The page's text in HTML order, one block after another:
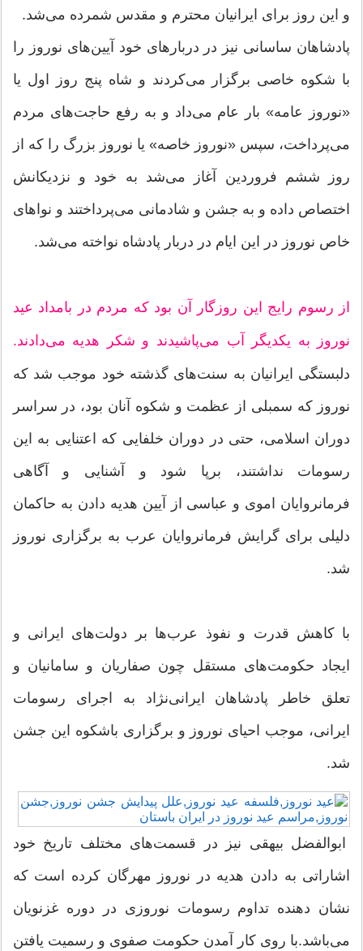
و این روز برای ایرانیان محترم و مقدس شمرده می‌شد.
پادشاهان ساسانی نیز در دربارهای خود آیین‌های نوروز را
با شکوه‌ خاصی برگزار می‌کردند و شاه پنج روز اول یا
«نوروز عامه» بار عام می‌داد و به رفع حاجت‌های مردم
می‌پرداخت، سپس «نوروز خاصه» یا نوروز بزرگ را که از
روز ششم فروردین آغاز می‌شد به خود و نزدیکانش
اختصاص داده و به جشن و شادمانی می‌پرداختند و نواهای
خاص نوروز در این ایام در دربار پادشاه نواخته می‌شد.
از رسوم رایج این روزگار آن بود که مردم در بامداد عید
نوروز به یکدیگر آب می‌پاشیدند و شکر هدیه می‌دادند.
دلبستگی‌ ایرانیان به سنت‌های گذشته خود موجب شد که
نوروز که سمبلی از عظمت و شکوه آنان بود، در سراسر
دوران اسلامی، حتی در دوران خلفایی که اعتنایی به این
رسومات نداشتند، برپا شود و آشنایی و آگاهی
فرمانروایان اموی و عباسی از آیین‌ هدیه دادن به حاکمان
دلیلی برای گرایش فرمانروایان عرب به برگزاری نوروز
شد.
با کاهش قدرت و نفوذ عرب‌ها بر دولت‌های ایرانی و
ایجاد حکومت‌های مستقل چون صفاریان و سامانیان و
تعلق خاطر پادشاهان ایرانی‌نژاد به اجرای رسومات
ایرانی، موجب احیای نوروز و برگزاری باشکوه این جشن
شد.
ابوالفضل بیهقی نیز در قسمت‌های مختلف تاریخ خود
اشاراتی به دادن هدیه در نوروز مهرگان کرده است که
نشان دهنده تداوم رسومات نوروزی در دوره غزنویان
می‌باشد.با روی کار آمدن حکومت صفوی و رسمیت یافتن